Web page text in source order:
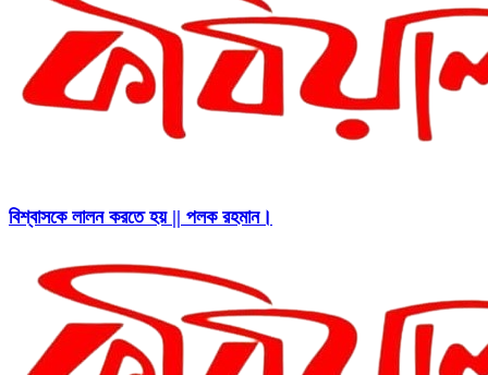
বিশ্বাসকে লালন করতে হয় || পলক রহমান।